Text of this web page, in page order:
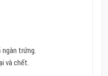
ngàn trứng.
và chết.